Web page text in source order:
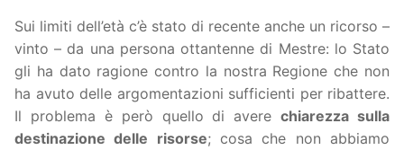
Sui limiti dell’età c’è stato di recente anche un ricorso –
vinto – da una persona ottantenne di Mestre: lo Stato
gli ha dato ragione contro la nostra Regione che non
ha avuto delle argomentazioni sufficienti per ribattere.
Il problema è però quello di averechiarezza sulla
destinazione delle risorse; cosa che non abbiamo